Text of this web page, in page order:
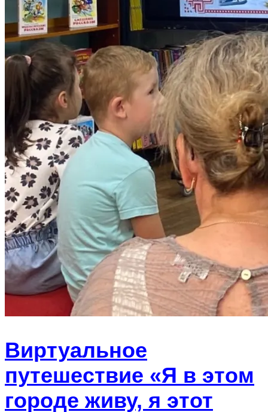
Виртуальное
путешествие «Я в этом
городе живу, я этот